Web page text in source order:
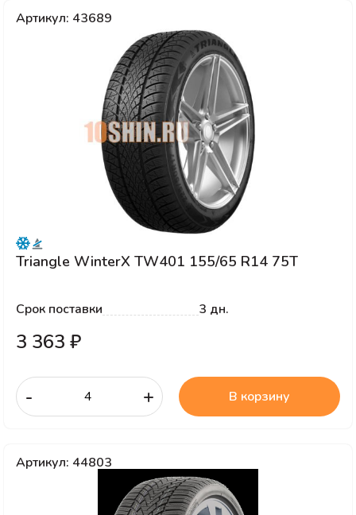
Артикул: 43689
Triangle WinterX TW401 155/65 R14 75T
Срок поставки 3 дн.
3 363 ₽
- + В корзину
Артикул: 44803